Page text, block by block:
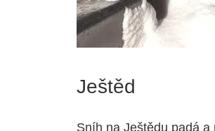
Ještěd
Sníh na Ještědu padá